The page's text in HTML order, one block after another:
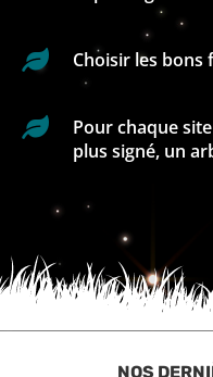
 Choisir les bons

Pour chaque
plus signé, un
NOS